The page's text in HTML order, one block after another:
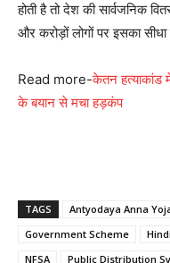
होती है तो देश की सार्वजनिक
और करोड़ों लोगों पर इसका
Read more-केतन हत्याकांड
के बयान से मचा हड़कंप
TAGS Antyodaya Anna
Government Scheme
NFSA
Public Distribution